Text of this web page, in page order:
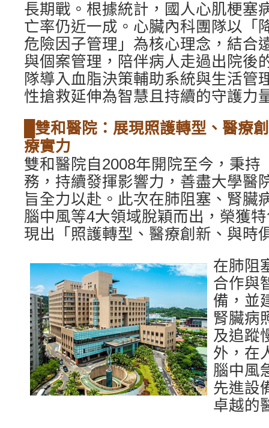
長期戰。根據統計，國人心肌梗塞
亡率仍近一成。心臟內科團隊以「
危險因子管理」為核心理念，結合
與個案管理，陪伴病人走過出院後
隊導入血脂決策輔助系統與生活管
性搶救延伸為智慧且持續的守護力
█雙和醫院：展現照護轉型、醫療
療實力
雙和醫院自2008年開院至今，秉持
務，持續發揮影響力，善盡大學醫
旨全力以赴。此次在肺阻塞、腎臟
腦中風等4大領域脫穎而出，榮獲
現出「照護轉型、醫療創新、與時
在肺阻
合作與
備，並
腎臟病
及追蹤
外，在
腦中風
先進設
卓越的